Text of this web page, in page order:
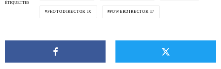
ÉTIQUETTES
PHOTODIRECTOR 10 POWERDIRECTOR 17